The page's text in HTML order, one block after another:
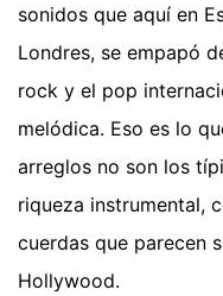
sonidos que aquí en
Londres, se empapó
rock y el pop
melódica. Eso es lo
arreglos no son los
riqueza instrumental,
cuerdas que parecen
Hollywood.